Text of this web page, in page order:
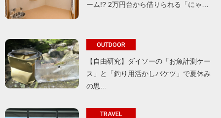
ーム!? 2万円台から借りられる「にゃ…
OUTDOOR
【自由研究】ダイソーの「お魚計測ケー
ス」と「釣り用活かしバケツ」で夏休み
の思…
TRAVEL